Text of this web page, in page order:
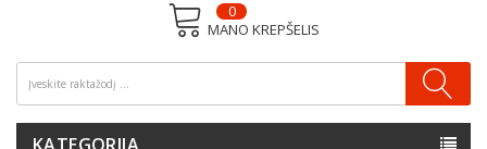
MANO KREPŠELIS
0